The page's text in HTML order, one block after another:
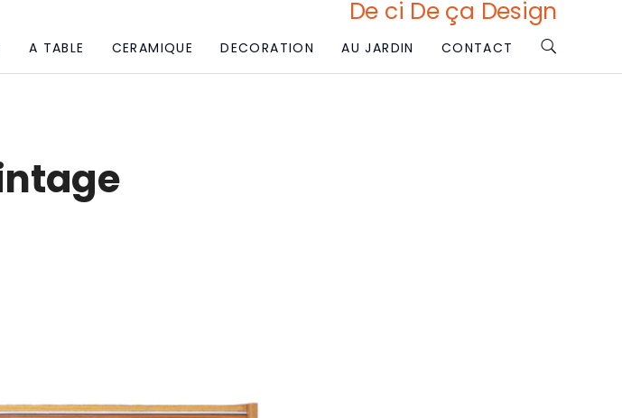
De ci De ça Design
A TABLE CERAMIQUE DECORATION AU JARDIN CONTACT